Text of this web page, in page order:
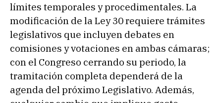
límites temporales y procedimentales. La
modificación de la Ley 30 requiere trámites
legislativos que incluyen debates en
comisiones y votaciones en ambas cámaras;
con el Congreso cerrando su periodo, la
tramitación completa dependerá de la
agenda del próximo Legislativo. Además,